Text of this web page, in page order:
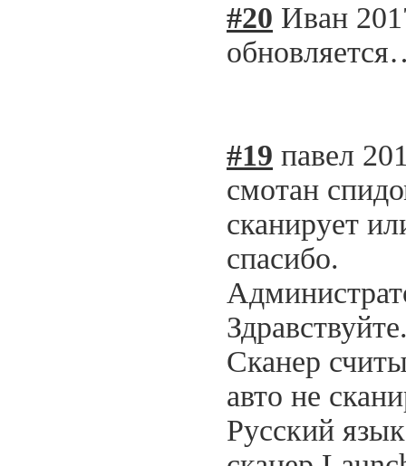
#20 Иван
#19 павел
смотан
сканирует
спасибо.
Сканер
авто не
Русский